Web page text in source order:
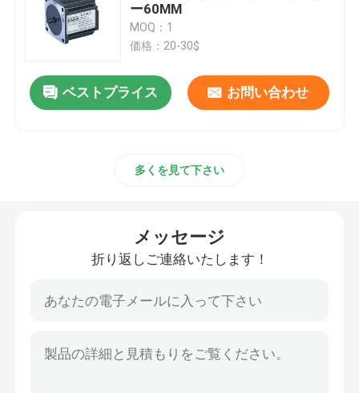
ビデオ
わたしたち に つい て
ー60MM
MOQ：1
価格：20-30$
ベストプライス お問い合わせ
多くを見て下さい
メッセージ
折り返しご連絡いたします！